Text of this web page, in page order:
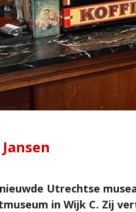
Utrechtse
in Wijk C. Zij